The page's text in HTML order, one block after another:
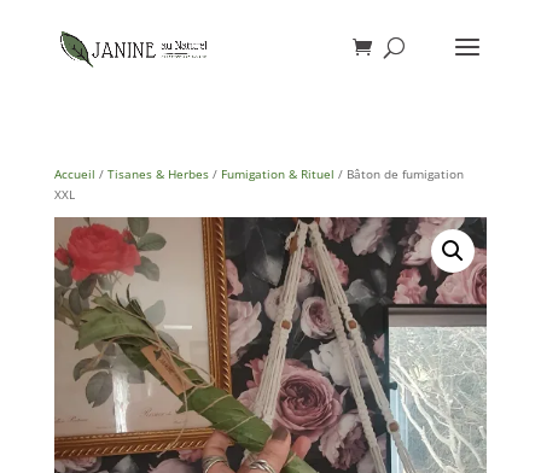
Accueil / Tisanes & Herbes/ Fumigation & Rituel / Bâton de fumigation
XXL